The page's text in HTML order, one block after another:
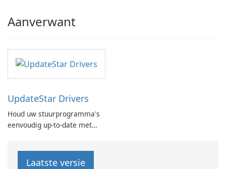
Aanverwant
UpdateStar Drivers
Houd uw stuurprogramma's
eenvoudig up-to-date met
Laatste versie